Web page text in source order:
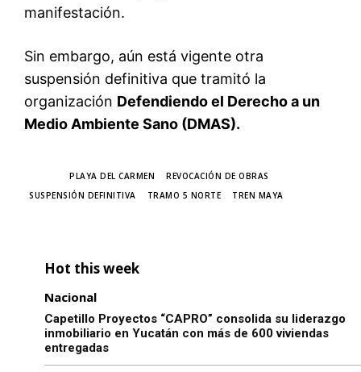
manifestación.
Sin embargo, aún está vigente otra
suspensión definitiva que tramitó la
organización Defendiendo el Derecho a un
Medio Ambiente Sano (DMAS).
PLAYA DEL CARMEN
REVOCACIÓN DE OBRAS
SUSPENSIÓN DEFINITIVA
TRAMO 5 NORTE TREN MAYA
Hot this week
Nacional
Capetillo Proyectos “CAPRO” consolida su liderazgo
inmobiliario en Yucatán con más de 600 viviendas
entregadas